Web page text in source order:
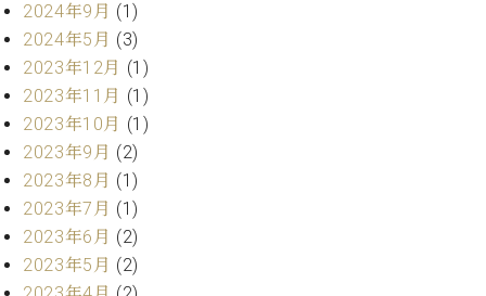
ッ
プ
ラ
イ
ト
ピ
ア
ノ
C.
ベ
ご
愛
用
者
声
示
情
ホー
ル・
スタ
ジオ
レン
タル
ル・
スタ
2024年9月 (1)
2024年5月 (3)
2023年12月 (1)
2023年11月 (1)
2023年10月 (1)
2023年9月 (2)
2023年8月 (1)
2023年7月 (1)
2023年6月 (2)
2023年5月 (2)